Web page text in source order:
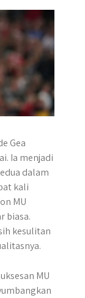
Gea
Ia menjadi
dalam
kali
MU
biasa.
kesulitan
MU